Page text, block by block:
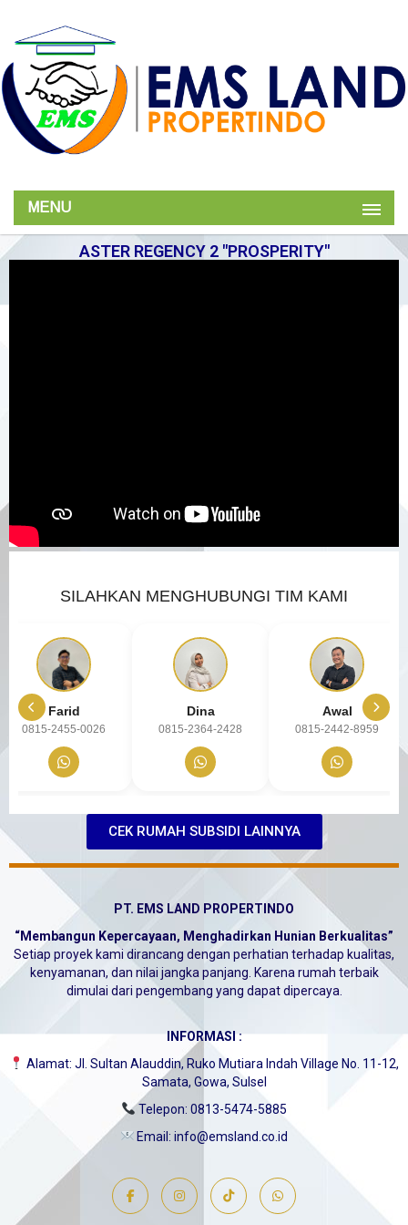
MENU
ASTER REGENCY 2 "PROSPERITY"
SILAHKAN MENGHUBUNGI TIM KAMI
Farid
0815-2455-0026
Dina
0815-2364-2428
Awal
0815-2442-8959
CEK RUMAH SUBSIDI LAINNYA
PT. EMS LAND PROPERTINDO
“Membangun Kepercayaan, Menghadirkan Hunian Berkualitas”
Setiap proyek kami dirancang dengan perhatian terhadap kualitas,
kenyamanan, dan nilai jangka panjang. Karena rumah terbaik
dimulai dari pengembang yang dapat dipercaya.
INFORMASI :
Alamat: Jl. Sultan Alauddin, Ruko Mutiara Indah Village No. 11-12,
Samata, Gowa, Sulsel
Telepon: 0813-5474-5885
Email: info@emsland.co.id